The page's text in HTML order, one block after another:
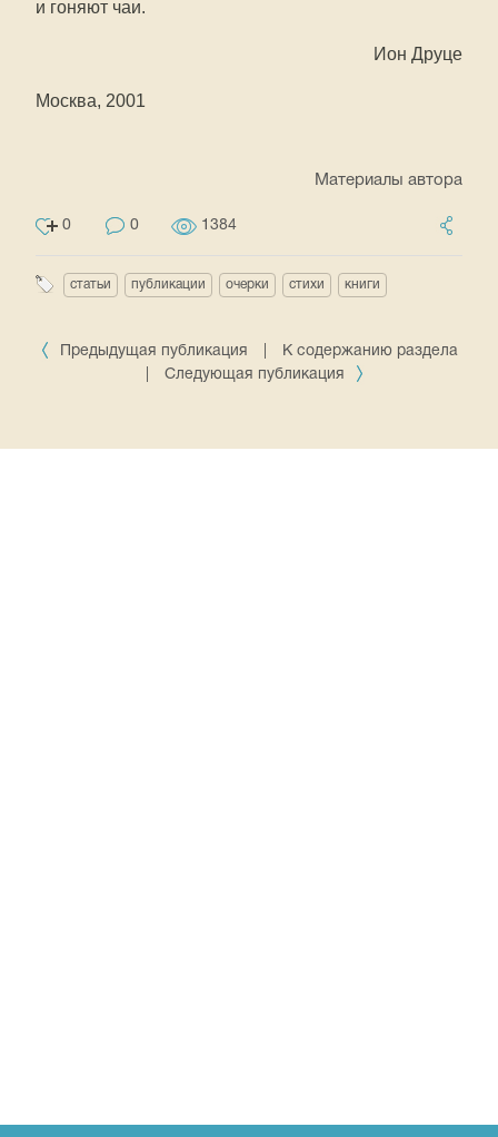
и гоняют чаи.
Ион Друце
Москва, 2001
Материалы автора
0 0 1384
статьи публикации очерки стихи книги
Предыдущая публикация
К содержанию раздела
Следующая публикация